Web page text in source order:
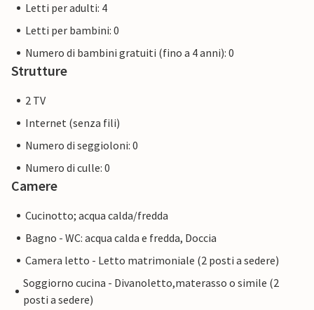
Letti per adulti: 4
Letti per bambini: 0
Numero di bambini gratuiti (fino a 4 anni): 0
Strutture
2 TV
Internet (senza fili)
Numero di seggioloni: 0
Numero di culle: 0
Camere
Cucinotto; acqua calda/fredda
Bagno - WC: acqua calda e fredda, Doccia
Camera letto - Letto matrimoniale (2 posti a sedere)
Soggiorno cucina - Divanoletto,materasso o simile (2
posti a sedere)